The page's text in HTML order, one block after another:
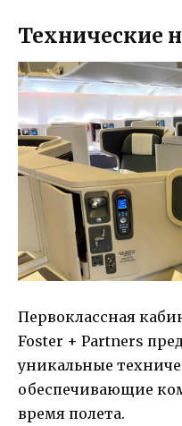
Технические
Первоклассная
Foster + Partners
уникальные
обеспечивающие
время полета.